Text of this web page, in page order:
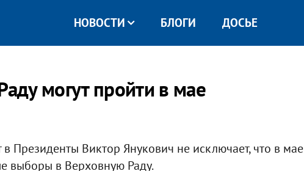
НОВОСТИ БЛОГИ ДОСЬЕ
могут пройти в мае
Президенты Виктор Янукович не исключает, что в мае
выборы в Верховную Раду.